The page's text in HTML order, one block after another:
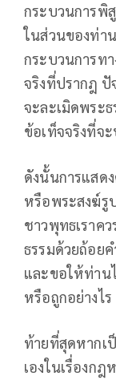
กระบวนการพิ
ในส่วนของท่า
กระบวนการท
จริงที่ปรากฎ
จะละเมิดพระ
ข้อเท็จจริงที่จ
ดังนั้นการแสด
หรือพระสงฆ์รู
ชาวพุทธเราค
ธรรมด้วยถ้อย
และขอให้ท่าน
หรือถูกอย่างไร
ท้ายที่สุดหากเ
เองในเรื่องก